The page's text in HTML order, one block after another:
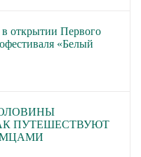
открытии Первого
«Белый
ПУТЕШЕСТВУЮТ